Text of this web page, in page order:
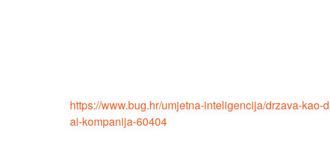
https://www.bug.hr/umjetna-inteligencija/drzava-
ai-kompanija-60404